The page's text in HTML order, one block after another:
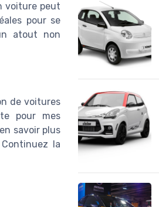
voiture peut
pour se
atout non
de voitures
pour mes
savoir plus
la